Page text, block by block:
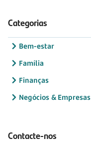
Categorias
Bem-estar
Família
Finanças
Negócios & Empresas
Contacte-nos